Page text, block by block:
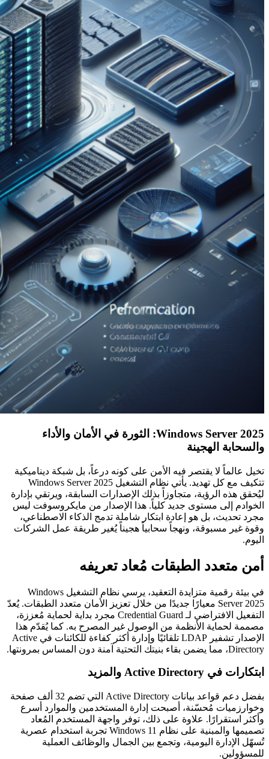
Windows Server 2025: الثورة في الأمان والأداء
والسحابة الهجينة
تخيل عالماً لا يقتصر فيه الأمن على كونه درعاً، بل شبكة ديناميكية
تتكيف مع كل تهديد. يأتي نظام التشغيل Windows Server 2025
ليُحقق هذه الرؤية، متجاوزاً بذلك الإصدارات السابقة، ويرتقي بإدارة
الخوادم إلى مستوى جديد كلياً. هذا الإصدار من مايكروسوفت ليس
مجرد تحديث، بل هو إعادة ابتكار شاملة تدمج الذكاء الاصطناعي،
وقوة غير مسبوقة، ونهجاً سحابياً هجيناً يُغير طريقة عمل الشركات
اليوم.
أمن متعدد الطبقات مُعاد تعريفه
في بيئة رقمية متزايدة التعقيد، يرسي نظام التشغيل Windows
Server 2025 معيارًا جديدًا من خلال تعزيز الأمان متعدد الطبقات. يُعدّ
التفعيل الافتراضي لـ Credential Guard مجرد بداية لحماية مُعززة،
مصممة لحماية الأنظمة من الوصول غير المصرح به. كما يُقدّم هذا
الإصدار تشفير LDAP تلقائيًا وإدارة أكثر كفاءة للكائنات في Active
Directory، مما يضمن بقاء بنيتك التحتية آمنة دون المساس بمرونتها.
ابتكارات في Active Directory والمزيد
بفضل دعم قواعد بيانات Active Directory التي تضم 32 ألف صفحة
وخوارزميات مُحسّنة، أصبحت إدارة المستخدمين والموارد أسرع
وأكثر استقرارًا. علاوة على ذلك، توفر واجهة المستخدم المُعاد
تصميمها والمبنية على نظام Windows 11 تجربة استخدام عصرية
تُسهّل الإدارة اليومية، وتجمع بين الجمال والوظائف العملية
للمسؤولين.